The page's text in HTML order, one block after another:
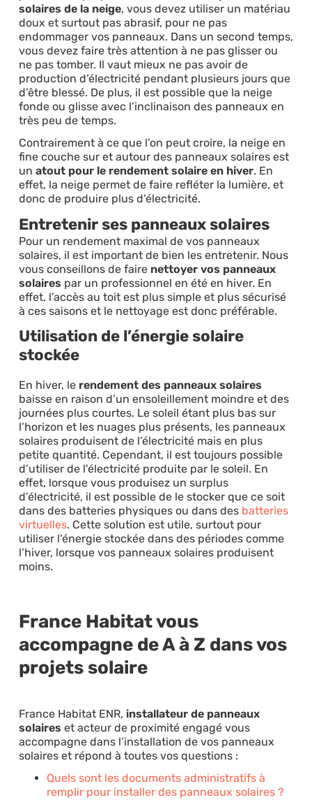
solaires de la neige, vous devez utiliser un matériau
doux et surtout pas abrasif, pour ne pas
endommager vos panneaux. Dans un second temps,
vous devez faire très attention à ne pas glisser ou
ne pas tomber. Il vaut mieux ne pas avoir de
production d’électricité pendant plusieurs jours que
d’être blessé. De plus, il est possible que la neige
fonde ou glisse avec l’inclinaison des panneaux en
très peu de temps.
Contrairement à ce que l’on peut croire, la neige en
fine couche sur et autour des panneaux solaires est
un atout pour le rendement solaire en hiver. En
effet, la neige permet de faire refléter la lumière, et
donc de produire plus d’électricité.
Entretenir ses panneaux solaires
Pour un rendement maximal de vos panneaux
solaires, il est important de bien les entretenir. Nous
vous conseillons de faire nettoyer vos panneaux
solaires par un professionnel en été en hiver. En
effet, l’accès au toit est plus simple et plus sécurisé
à ces saisons et le nettoyage est donc préférable.
Utilisation de l’énergie solaire
stockée
En hiver, le rendement des panneaux solaires
baisse en raison d’un ensoleillement moindre et des
journées plus courtes. Le soleil étant plus bas sur
l’horizon et les nuages plus présents, les panneaux
solaires produisent de l’électricité mais en plus
petite quantité. Cependant, il est toujours possible
d’utiliser de l'électricité produite par le soleil. En
effet, lorsque vous produisez un surplus
d'électricité, il est possible de le stocker que ce soit
dans des batteries physiques ou dans des batteries
virtuelles. Cette solution est utile, surtout pour
utiliser l’énergie stockée dans des périodes comme
l’hiver, lorsque vos panneaux solaires produisent
moins.
France Habitat vous
accompagne de A à Z dans vos
projets solaire
France Habitat ENR, installateur de panneaux
solaires et acteur de proximité engagé vous
accompagne dans l’installation de vos panneaux
solaires et répond à toutes vos questions :
Quels sont les documents administratifs à
remplir pour installer des panneaux solaires ?